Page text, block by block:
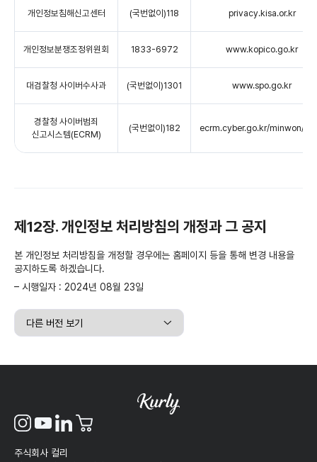
개인정보침해신고센터 (국번없이)118 privacy.kisa.or.kr
개인정보분쟁조정위원회 1833-6972 www.kopico.go.kr
대검찰청 사이버수사과 (국번없이)1301 www.spo.go.kr
경찰청 사이버범죄
신고시스템(ECRM)
(국번없이)182 ecrm.cyber.go.kr/minwon/
제12장. 개인정보 처리방침의 개정과 그 공지
본 개인정보 처리방침을 개정할 경우에는 홈페이지 등을 통해 변경 내용을
공지하도록 하겠습니다.
– 시행일자 : 2024년 08월 23일
주식회사 컬리